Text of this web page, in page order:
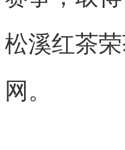
松溪红茶
网。